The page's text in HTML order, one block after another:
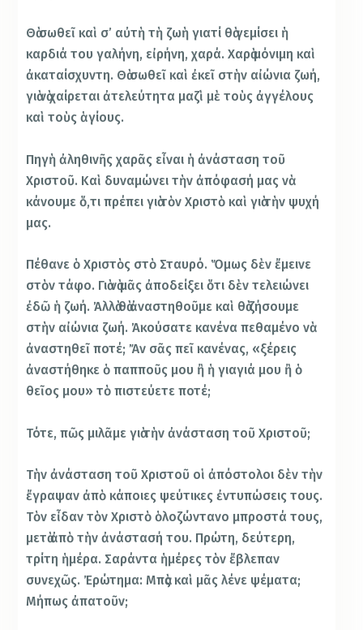
Θὰ σωθεῖ καὶ σ’ αὐτὴ τὴ ζωὴ γιατί θὰ γεμίσει ἡ
καρδιά του γαλήνη, εἰρήνη, χαρά. Χαρὰ μόνιμη καὶ
ἀκαταίσχυντη. Θὰ σωθεῖ καὶ ἐκεῖ στὴν αἰώνια ζωή,
γιὰ νὰ χαίρεται ἀτελεύτητα μαζὶ μὲ τοὺς ἀγγέλους
καὶ τοὺς ἁγίους.
Πηγὴ ἀληθινῆς χαρᾶς εἶναι ἡ ἀνάσταση τοῦ
Χριστοῦ. Καὶ δυναμώνει τὴν ἀπόφασή μας νὰ
κάνουμε ὅ,τι πρέπει γιὰ τὸν Χριστὸ καὶ γιὰ τὴν ψυχή
μας.
Πέθανε ὁ Χριστὸς στὸ Σταυρό. Ὅμως δὲν ἔμεινε
στὸν τάφο. Γιὰ νὰ μᾶς ἀποδείξει ὅτι δὲν τελειώνει
ἐδῶ ἡ ζωή. Ἀλλὰ θὰ ἀναστηθοῦμε καὶ θὰ ζήσουμε
στὴν αἰώνια ζωή. Ἀκούσατε κανένα πεθαμένο νὰ
ἀναστηθεῖ ποτέ; Ἄν σᾶς πεῖ κανένας, «ξέρεις
ἀναστήθηκε ὁ παπποῦς μου ἢ ἡ γιαγιά μου ἢ ὁ
θεῖος μου» τὸ πιστεύετε ποτέ;
Τότε, πῶς μιλᾶμε γιὰ τὴν ἀνάσταση τοῦ Χριστοῦ;
Τὴν ἀνάσταση τοῦ Χριστοῦ οἱ ἀπόστολοι δὲν τὴν
ἔγραψαν ἀπὸ κάποιες ψεύτικες ἐντυπώσεις τους.
Τὸν εἶδαν τὸν Χριστὸ ὁλοζώντανο μπροστά τους,
μετὰ ἀπὸ τὴν ἀνάστασή του. Πρώτη, δεύτερη,
τρίτη ἡμέρα. Σαράντα ἡμέρες τὸν ἔβλεπαν
συνεχῶς. Ἐρώτημα: Μπὰς καὶ μᾶς λένε ψέματα;
Μήπως ἀπατοῦν;